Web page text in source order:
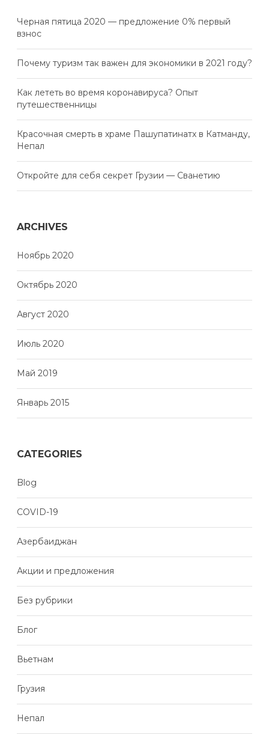
Черная пятица 2020 — предложение 0% первый
взнос
Почему туризм так важен для экономики в 2021 году?
Как лететь во время коронавируса? Опыт
путешественницы
Красочная смерть в храме Пашупатинатх в Катманду,
Непал
Откройте для себя секрет Грузии — Сванетию
ARCHIVES
Ноябрь 2020
Октябрь 2020
Август 2020
Июль 2020
Май 2019
Январь 2015
CATEGORIES
Blog
COVID-19
Азербаиджан
Акции и предложения
Без рубрики
Блог
Вьетнам
Грузия
Непал